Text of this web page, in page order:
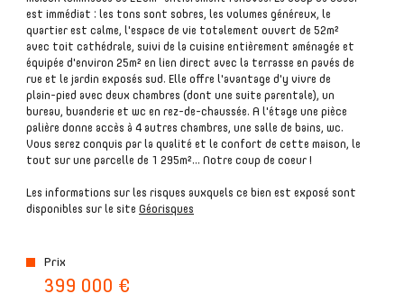
plus de
détails
copropriété
est immédiat : les tons sont sobres, les volumes généreux, le
quartier est calme, l'espace de vie totalement ouvert de 52m²
avec toit cathédrale, suivi de la cuisine entièrement aménagée et
équipée d'environ 25m² en lien direct avec la terrasse en pavés de
rue et le jardin exposés sud. Elle offre l'avantage d'y vivre de
plain-pied avec deux chambres (dont une suite parentale), un
bureau, buanderie et wc en rez-de-chaussée. A l'étage une pièce
palière donne accès à 4 autres chambres, une salle de bains, wc.
Vous serez conquis par la qualité et le confort de cette maison, le
tout sur une parcelle de 1 295m²... Notre coup de coeur !
Les informations sur les risques auxquels ce bien est exposé sont
disponibles sur le site Géorisques
Prix
399 000 €